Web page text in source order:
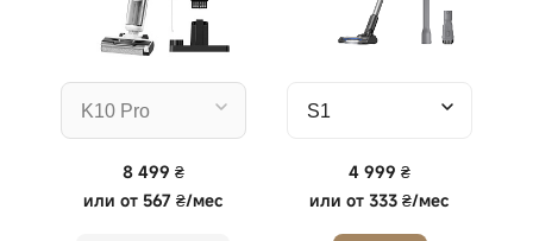
8 499 ₴
или от 567 ₴/мес
4 999 ₴
илиот 333 ₴/мес